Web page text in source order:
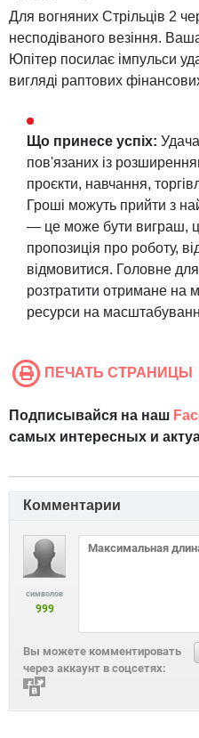
Для вогняних Стрільців 2
несподіваного везіння.
Юпітер посилає імпульси
вигляді раптових
Що принесе успіх:
пов'язаних із
проєкти, навчання,
Гроші можуть прийти з
— це може бути виграш,
пропозиція про роботу,
відмовитися. Головне
розтратити отримане на
ресурси на
ПЕЧАТЬ СТРАНИЦЫ
Подписывайся на наш
самых интересных и
Комментарии
символов
999
Вы можете комментировать
через аккаунт в соцсетях: